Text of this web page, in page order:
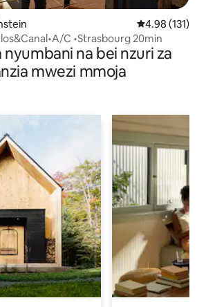
Ukadiriaji wa
4.98 (131)
C •Strasbourg 20min
nyumbani na bei nzuri za
mwezi mmoja